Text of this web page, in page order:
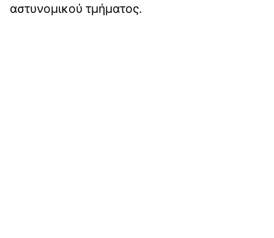
αστυνομικού τμήματος.